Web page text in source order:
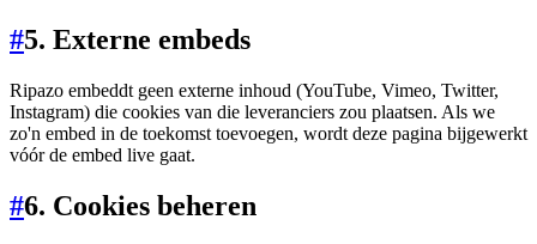
#5. Externe embeds
Ripazo embeddt geen externe inhoud (YouTube, Vimeo, Twitter,
Instagram) die cookies van die leveranciers zou plaatsen. Als we
zo'n embed in de toekomst toevoegen, wordt deze pagina bijgewerkt
vóór de embed live gaat.
#6. Cookies beheren